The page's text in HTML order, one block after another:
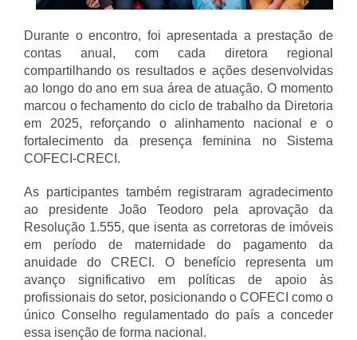
Durante o encontro, foi apresentada a prestação de
contas anual, com cada diretora regional
compartilhando os resultados e ações desenvolvidas
ao longo do ano em sua área de atuação. O momento
marcou o fechamento do ciclo de trabalho da Diretoria
em 2025, reforçando o alinhamento nacional e o
fortalecimento da presença feminina no Sistema
COFECI-CRECI.
As participantes também registraram agradecimento
ao presidente João Teodoro pela aprovação da
Resolução 1.555, que isenta as corretoras de imóveis
em período de maternidade do pagamento da
anuidade do CRECI. O benefício representa um
avanço significativo em políticas de apoio às
profissionais do setor, posicionando o COFECI como o
único Conselho regulamentado do país a conceder
essa isenção de forma nacional.